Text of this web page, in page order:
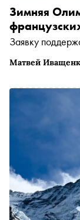
Матвей
Зимняя
Заявку